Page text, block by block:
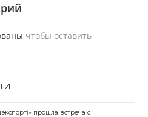
чтобы оставить
прошла встреча с